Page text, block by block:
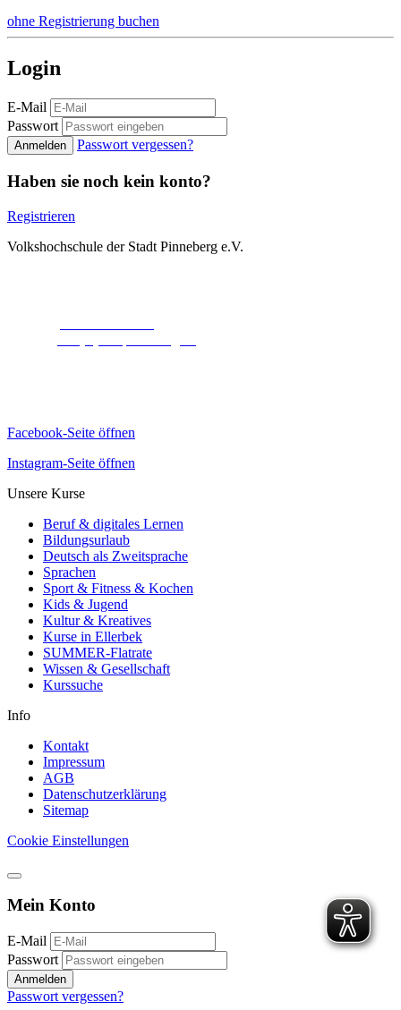
ohne Registrierung buchen
Login
E-Mail
Passwort
Anmelden Passwort vergessen?
Haben sie noch kein konto?
Registrieren
Volkshochschule der Stadt Pinneberg e.V.
Facebook-Seite öffnen
Instagram-Seite öffnen
Unsere Kurse
Beruf & digitales Lernen
Bildungsurlaub
Deutsch als Zweitsprache
Sprachen
Sport & Fitness & Kochen
Kids & Jugend
Kultur & Kreatives
Kurse in Ellerbek
SUMMER-Flatrate
Wissen & Gesellschaft
Kurssuche
Info
Kontakt
Impressum
AGB
Datenschutzerklärung
Sitemap
Cookie Einstellungen
Mein Konto
E-Mail
Passwort
Anmelden
Passwort vergessen?